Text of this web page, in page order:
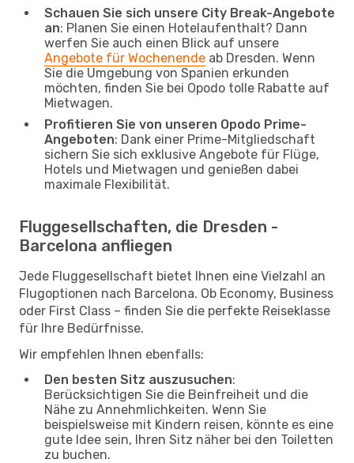
Schauen Sie sich unsere City Break-Angebote
an: Planen Sie einen Hotelaufenthalt? Dann
werfen Sie auch einen Blick auf unsere
Angebote für Wochenende ab Dresden. Wenn
Sie die Umgebung von Spanien erkunden
möchten, finden Sie bei Opodo tolle Rabatte auf
Mietwagen.
Profitieren Sie von unseren Opodo Prime-
Angeboten: Dank einer Prime-Mitgliedschaft
sichern Sie sich exklusive Angebote für Flüge,
Hotels und Mietwagen und genießen dabei
maximale Flexibilität.
Fluggesellschaften, die Dresden -
Barcelona anfliegen
Jede Fluggesellschaft bietet Ihnen eine Vielzahl an
Flugoptionen nach Barcelona. Ob Economy, Business
oder First Class – finden Sie die perfekte Reiseklasse
für Ihre Bedürfnisse.
Wir empfehlen Ihnen ebenfalls:
Den besten Sitz auszusuchen:
Berücksichtigen Sie die Beinfreiheit und die
Nähe zu Annehmlichkeiten. Wenn Sie
beispielsweise mit Kindern reisen, könnte es eine
gute Idee sein, Ihren Sitz näher bei den Toiletten
zu buchen.